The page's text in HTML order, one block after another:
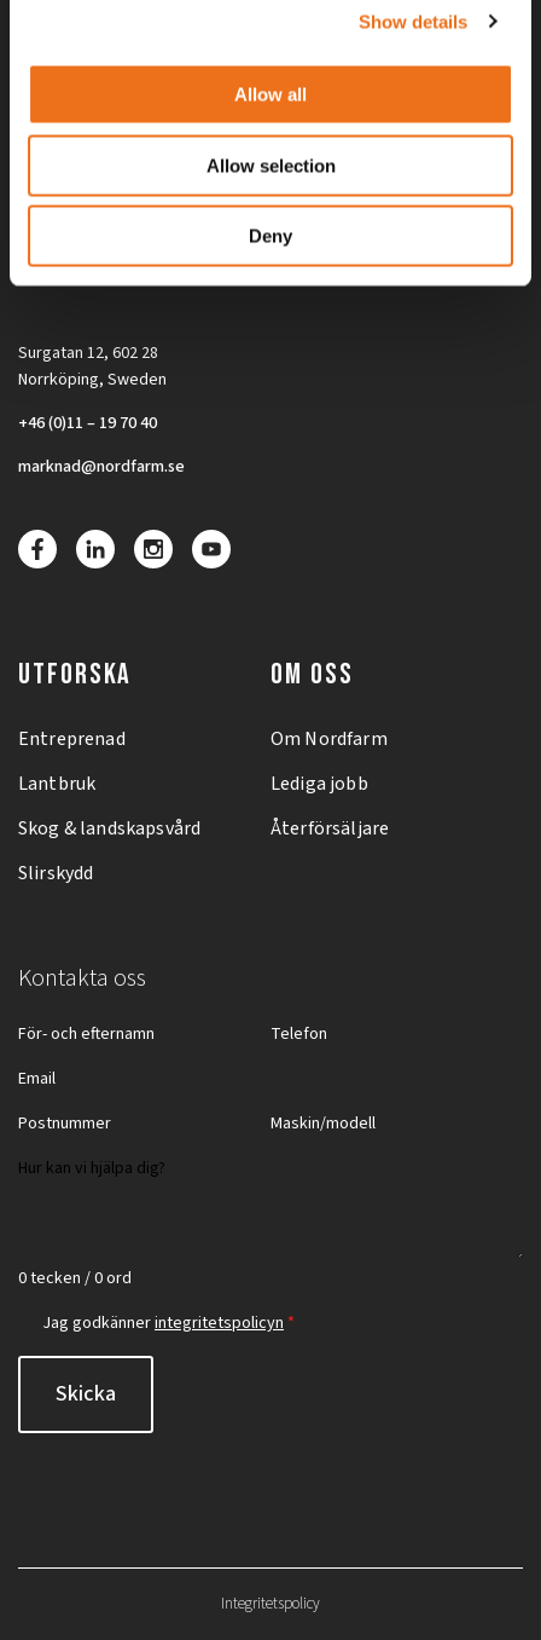
Show details
Allow all
Allow selection
Deny
Alla priser på tillbehör och tillval gäller vid köp av ny maskin. Priserna
gäller inte vid köp av enskild produkt, till exempel
Surgatan 12, 602 28
Norrköping, Sweden
+46 (0)11 – 19 70 40
marknad@nordfarm.se
UTFORSKA
Entreprenad
Lantbruk
Skog & landskapsvård
Slirskydd
OM OSS
Om Nordfarm
Lediga jobb
Återförsäljare
Kontakta oss
0 tecken / 0 ord
Jag godkännerintegritetspolicyn *
Skicka
Integritetspolicy